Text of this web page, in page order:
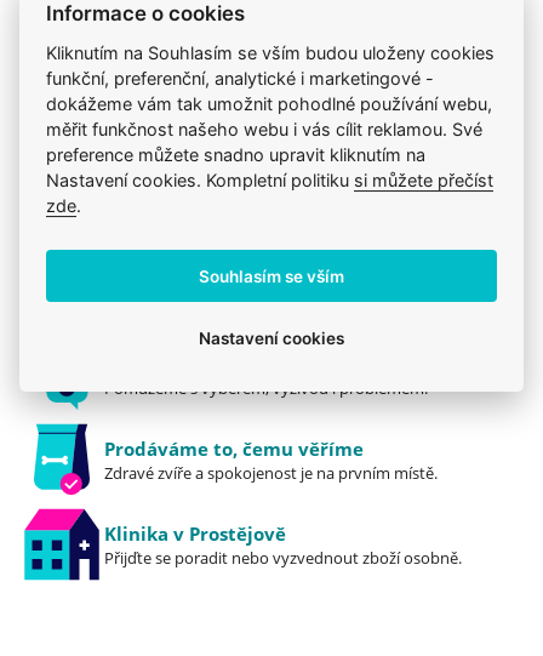
mangan proteinát 20 mg/kg, oxid manganatý 20
mg/kg, omega6 - 2,4%, omega3 - 0,3%, DHA 0,05%.
Dávkování Pacific Stream Puppy
Váha v kg 6 - 12 týden 3 - 4 měsí 5 - 7 měsíc 7 - 12
měsíc Dospělý pes
1,5 - 2,5kg 100 - 130g 75 - 125g 65 - 75g 50 - 65g 33 -
2,5 - 5kg 130 - 225g 125 - 200g 75 - 135g 65 - 100g
235g 150 - 200g
15 - 20kg 475 - 600g 425 - 525g 300 - 365g 250 -
300g 200 - 235g
20 - 30kg 525 - 675g 365 - 500g 300 - 400g 235 -
325g
30 - 40kg 500 - 600g 400 - 465g 325 - 375g
85kg
Produkt také v těchto kategoriích6
Pro štěňata
Krmiva
Pro štěňata
Mého psa trápí
Holistické Granule
Jsme zkušení veterináři
Mazlíčkům pomáháme denně již 20 let.
Pomůžeme s výběrem, výživou i problémem.
Prodáváme to, čemu věříme
Zdravé zvíře a spokojenost je na prvním místě.
Klinika v Prostějově
Přijďte se poradit nebo vyzvednout zboží osobně.
Informace o cookies
Kliknutím na Souhlasím se vším budou uloženy cookies
funkční, preferenční, analytické i marketingové -
dokážeme vám tak umožnit pohodlné používání webu,
měřit funkčnost našeho webu i vás cílit reklamou. Své
preference můžete snadno upravit kliknutím na
Nastavení cookies. Kompletní politiku si můžete přečíst
zde.
Souhlasím se vším
Nastavení cookies